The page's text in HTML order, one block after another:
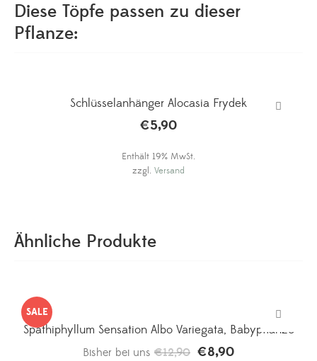
Diese Töpfe passen zu dieser
Pflanze:
Schlüsselanhänger Alocasia Frydek
€5,90
Enthält 19% MwSt.
zzgl. Versand
Ähnliche Produkte
SALE
Spathiphyllum Sensation Albo Variegata, Babypflanze
Bisher bei uns €12,90 Ursprünglicher
€8,90Aktueller